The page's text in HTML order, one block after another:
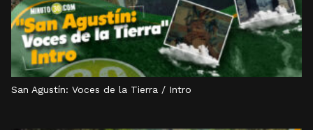
San Agustín: Voces de la Tierra / Intro